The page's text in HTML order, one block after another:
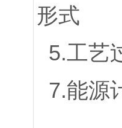
形式
5.工艺
7.能源